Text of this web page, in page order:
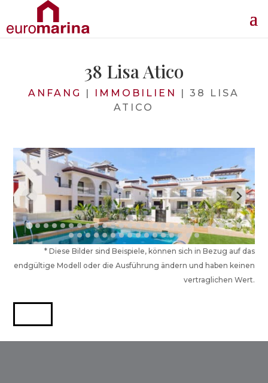
38 Lisa Atico
ANFANG | IMMOBILIEN |38 LISA
ATICO
* Diese Bilder sind Beispiele, können sich in Bezug auf das
endgültige Modell oder die Ausführung ändern und haben keinen
vertraglichen Wert.